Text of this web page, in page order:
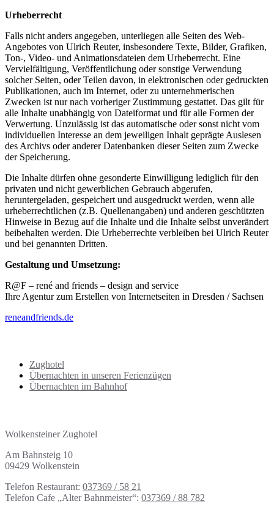
Urheberrecht
Falls nicht anders angegeben, unterliegen alle Seiten des Web-
Angebotes von Ulrich Reuter, insbesondere Texte, Bilder, Grafiken,
Ton-, Video- und Animationsdateien dem Urheberrecht. Eine
Vervielfältigung, Veröffentlichung oder sonstige Verwendung
solcher Seiten, oder Teilen davon, in elektronischen oder gedruckten
Publikationen, auch im Internet, oder zu unternehmerischen
Zwecken ist nur nach vorheriger Zustimmung gestattet. Das gilt für
alle Inhalte unabhängig von Dateiformat und für alle Formen der
Verwertung. Unzulässig ist das automatische oder sonst nicht vom
individuellen Interesse an dem jeweiligen Inhalt geprägte Auslesen
des Archivs oder anderer Datenbanken dieser Seiten zum Zwecke
der Speicherung.
Die Inhalte dürfen ohne gesonderte Einwilligung lediglich für den
privaten und nicht gewerblichen Gebrauch abgerufen,
heruntergeladen, gespeichert und ausgedruckt werden, wenn alle
urheberrechtlichen (z.B. Quellenangaben) und anderen geschützten
Hinweise in Bezug auf die Inhalte und die Inhalte selbst unverändert
beibehalten werden. Die Urheberrechte verbleiben bei Ulrich Reuter
und bei genannten Dritten.
Gestaltung und Umsetzung:
R@F – rené and friends – design and service
Ihre Agentur zum Erstellen von Internetseiten in Dresden / Sachsen
reneandfriends.de
Zughotel
Übernachten in unseren Ferienzügen
Übernachten im Bahnhof
Wolkensteiner Zughotel
Am Bahnsteig 10
09429 Wolkenstein
Telefon Restaurant: 037369 / 58 21
Telefon Cafe „Alter Bahnmeister“: 037369 / 88 782